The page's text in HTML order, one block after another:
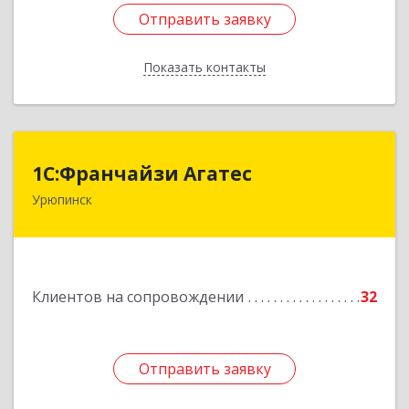
Отправить заявку
Показать контакты
Отправить заявку
Назад
1С:Франчайзи Агатес
Урюпинск
Клиентов на сопровождении 32
Отправить заявку
403113, Волгоградская обл, Урюпинск г, Ленина
Отправить заявку